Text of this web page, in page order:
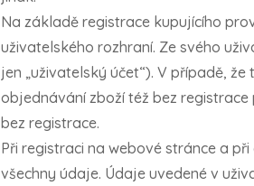
Na základě registrace kupujícího
uživatelského rozhraní. Ze svého
jen „uživatelský účet“). V případě,
objednávání zboží též bez
bez registrace.
Při registraci na webové stránce a
všechny údaje. Údaje uvedené v